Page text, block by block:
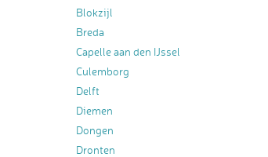
Blokzijl
Breda
Capelle aan den IJssel
Culemborg
Delft
Diemen
Dongen
Dronten